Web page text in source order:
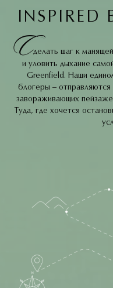
INSPIRED
Сделать шаг к
и уловить дыхание
Greenfield. Наши
блогеры – отправляются
завораживающих
Туда, где хочетсяОТ